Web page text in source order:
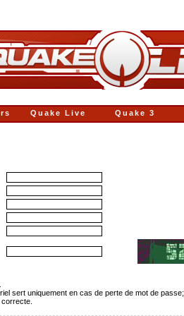
Quake 3
Quake Live
sert uniquement en cas de perte de mot de passe;